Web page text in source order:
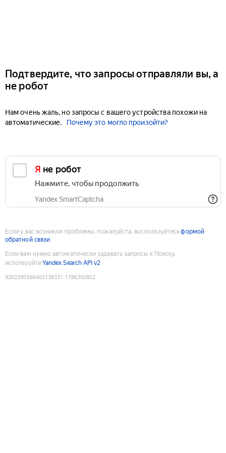
Подтвердите, что запросы отправляли вы, а
не робот
Нам очень жаль, но запросы с вашего устройства похожи на
автоматические.
Почему это могло произойти?
Я не робот
Нажмите, чтобы продолжить
Yandex SmartCaptcha
Если у вас возникли проблемы, пожалуйста, воспользуйтесьформой
обратной связи
Если вам нужно автоматически задавать запросы к Поиску,
используйтеYandex Search API v2
9202330566402138331 :1786392852